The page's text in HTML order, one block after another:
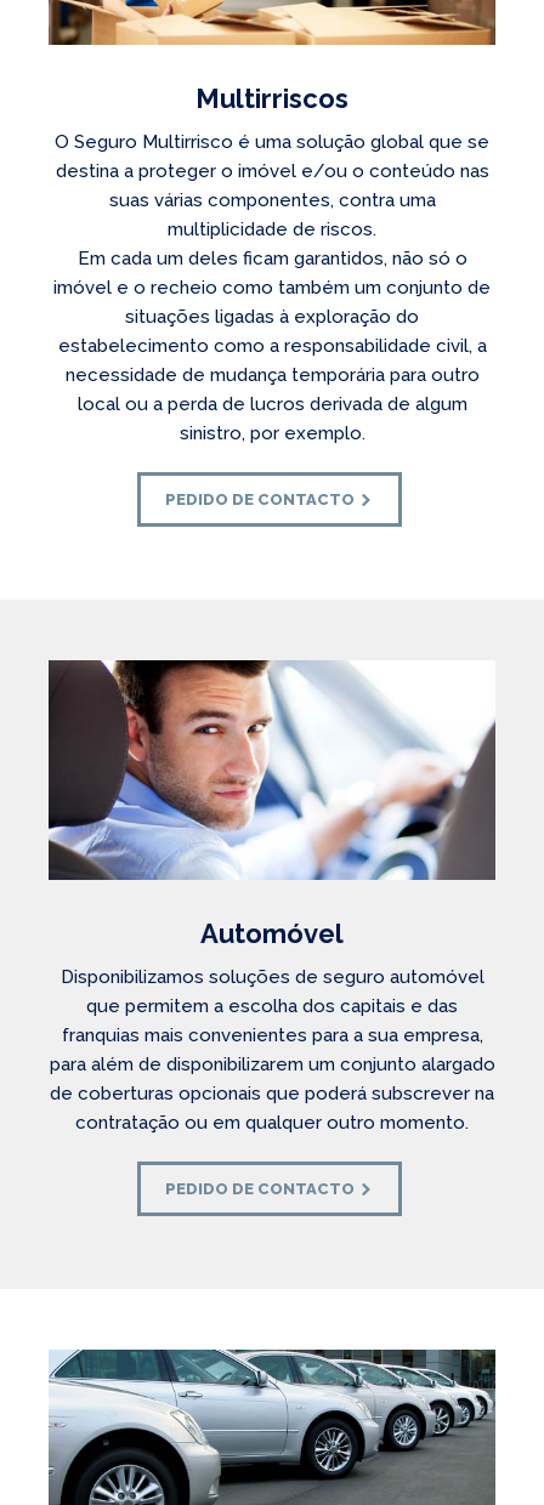
Multirriscos
O Seguro Multirrisco é uma solução global que se
destina a proteger o imóvel e/ou o conteúdo nas
suas várias componentes, contra uma
multiplicidade de riscos.
Em cada um deles ficam garantidos, não só o
imóvel e o recheio como também um conjunto de
situações ligadas à exploração do
estabelecimento como a responsabilidade civil, a
necessidade de mudança temporária para outro
local ou a perda de lucros derivada de algum
sinistro, por exemplo.
PEDIDO DE CONTACTO
Automóvel
Disponibilizamos soluções de seguro automóvel
que permitem a escolha dos capitais e das
franquias mais convenientes para a sua empresa,
para além de disponibilizarem um conjunto alargado
de coberturas opcionais que poderá subscrever na
contratação ou em qualquer outro momento.
PEDIDO DE CONTACTO